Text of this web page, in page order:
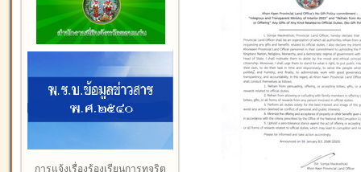
การแจ้งเรื่องร้องเรียนการทุจริต